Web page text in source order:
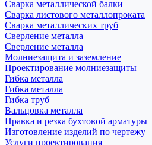
Сварка металлической балки
Сварка листового металлопроката
Сварка металлических труб
Сверление металла
Сверление металла
Молниезащита и заземление
Проектирование молниезащиты
Гибка металла
Гибка металла
Гибка труб
Вальцовка металла
Правка и резка бухтовой арматуры
Изготовление изделий по чертежу
Услуги проектирования